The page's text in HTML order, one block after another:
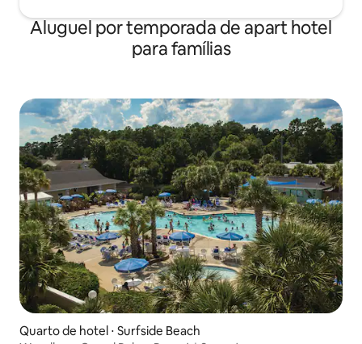
Aluguel por temporada de apart hotel
para famílias
Quarto de hotel ⋅ Surfside Beach